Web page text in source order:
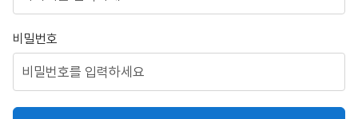
비밀번호